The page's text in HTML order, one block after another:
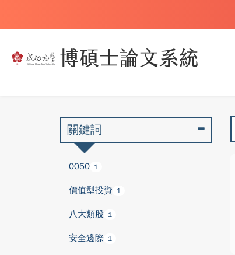
關鍵詞
0050 1
價值型投資 1
八大類股 1
安全邊際 1